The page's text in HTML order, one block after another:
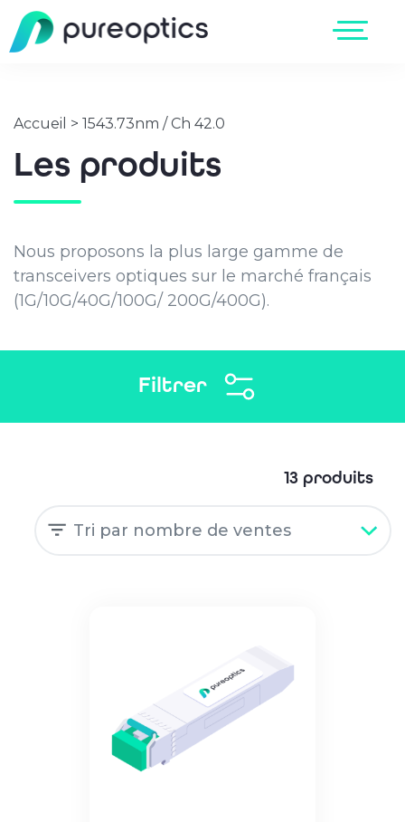
Accueil > 1543.73nm / Ch 42.0
Les produits
Nous proposons la plus large gamme de
transceivers optiques sur le marché français
(1G/10G/40G/100G/ 200G/400G).
Filtrer
13 produits